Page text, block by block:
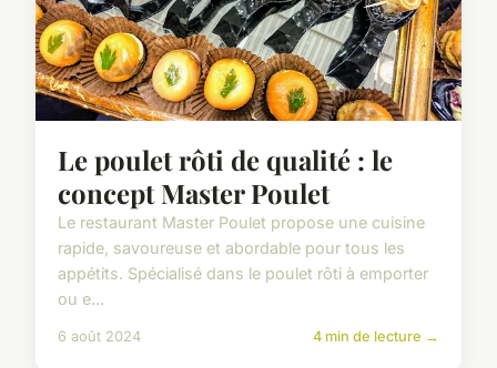
Le poulet rôti de qualité : le
concept Master Poulet
Le restaurant Master Poulet propose une cuisine
rapide, savoureuse et abordable pour tous les
appétits. Spécialisé dans le poulet rôti à emporter
ou e...
6 août 2024 4 min de lecture →